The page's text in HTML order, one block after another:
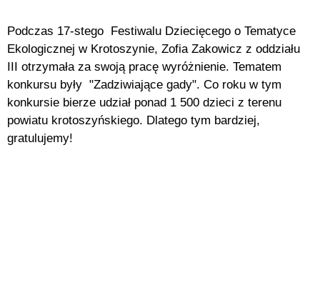
Podczas 17-stego Festiwalu Dziecięcego o Tematyce
Ekologicznej w Krotoszynie, Zofia Zakowicz z oddziału
III otrzymała za swoją pracę wyróżnienie. Tematem
konkursu były "Zadziwiające gady". Co roku w tym
konkursie bierze udział ponad 1 500 dzieci z terenu
powiatu krotoszyńskiego. Dlatego tym bardziej,
gratulujemy!